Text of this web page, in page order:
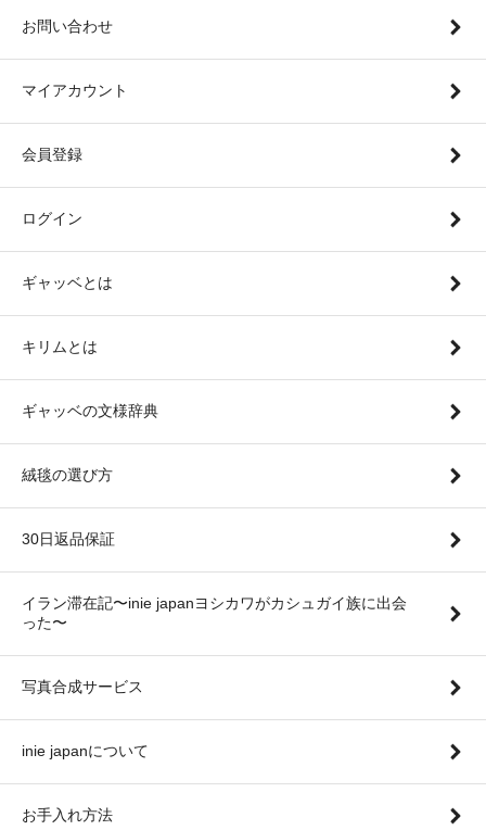
お問い合わせ
マイアカウント
会員登録
ログイン
ギャッベとは
キリムとは
ギャッベの文様辞典
絨毯の選び方
30日返品保証
イラン滞在記〜inie japanヨシカワがカシュガイ族に出会
った〜
写真合成サービス
inie japanについて
お手入れ方法